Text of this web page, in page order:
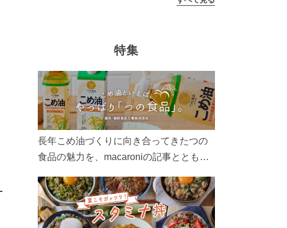
特集
長年こめ油づくりに向き合ってきたつの
食品の魅力を、macaroniの記事とともに
ん、製造現場や品質へのこだわりまで。
こめ油をもっと好きになるコンテンツを
ぜひお楽しみください。